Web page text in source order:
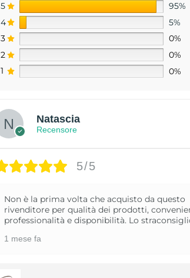
5
95%
4
5%
3
0%
2
0%
1
0%
Natascia
Recensore
5/5
Non è la prima volta che acquisto da questo
rivenditore per qualità dei prodotti,
professionalità e disponibilità. Lo
1 mese fa